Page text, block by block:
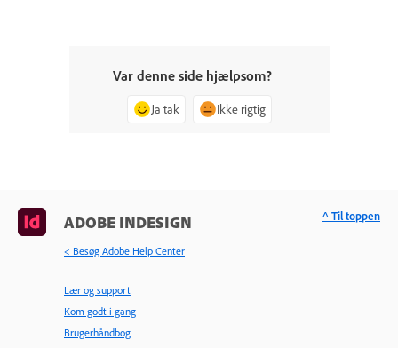
Var denne side hjælpsom?
Ja tak Ikke rigtig
ADOBE INDESIGN
< Besøg Adobe Help Center
Lær og support
Kom godt i gang
Brugerhåndbog
^ Til toppen